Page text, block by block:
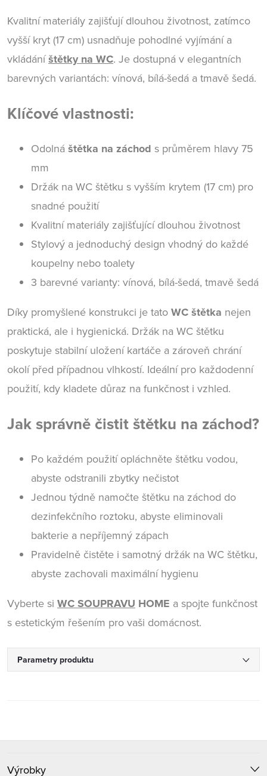
Kvalitní materiály zajišťují dlouhou životnost, zatímco
vyšší kryt (17 cm) usnadňuje pohodlné vyjímání a
vkládáníštětky na WC. Je dostupná v elegantních
barevných variantách: vínová, bílá-šedá a tmavě šedá.
Klíčové vlastnosti:
Odolná štětka na záchod s průměrem hlavy 75
mm
Držák na WC štětku s vyšším krytem (17 cm) pro
snadné použití
Kvalitní materiály zajišťující dlouhou životnost
Stylový a jednoduchý design vhodný do každé
koupelny nebo toalety
3 barevné varianty: vínová, bílá-šedá, tmavě šedá
Díky promyšlené konstrukci je tato WC štětka nejen
praktická, ale i hygienická. Držák na WC štětku
poskytuje stabilní uložení kartáče a zároveň chrání
okolí před případnou vlhkostí. Ideální pro každodenní
použití, kdy kladete důraz na funkčnost i vzhled.
Jak správně čistit štětku na záchod?
Po každém použití opláchněte štětku vodou,
abyste odstranili zbytky nečistot
Jednou týdně namočte štětku na záchod do
dezinfekčního roztoku, abyste eliminovali
bakterie a nepříjemný zápach
Pravidelně čistěte i samotný držák na WC štětku,
abyste zachovali maximální hygienu
Vyberte si WC SOUPRAVU HOME a spojte funkčnost
s estetickým řešením pro vaši domácnost.
Parametry produktu
Výrobky